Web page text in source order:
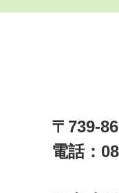
〒739-
電話：